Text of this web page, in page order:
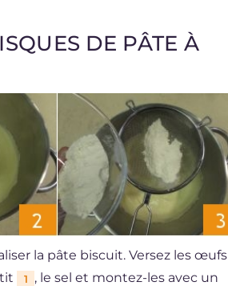
DE PÂTE À
la pâte biscuit. Versez les œufs
1
, le sel et montez-les avec un